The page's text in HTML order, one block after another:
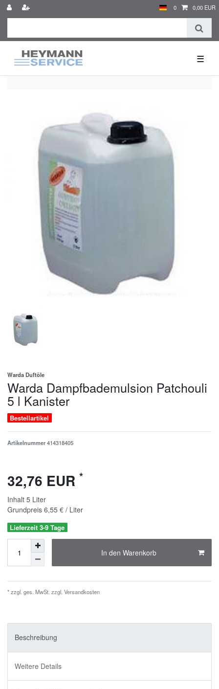
0 0,00 EUR
☰
Warda Duftöle
Warda Dampfbademulsion Patchouli
5 l Kanister
Bestellartikel
Artikelnummer414318405
32,76 EUR *
Inhalt 5 Liter
Grundpreis 6,55 € / Liter
Lieferzeit 3-9 Tage
In den Warenkorb
* zzgl. ges. MwSt. zzgl. Versandkosten
Beschreibung
Weitere Details